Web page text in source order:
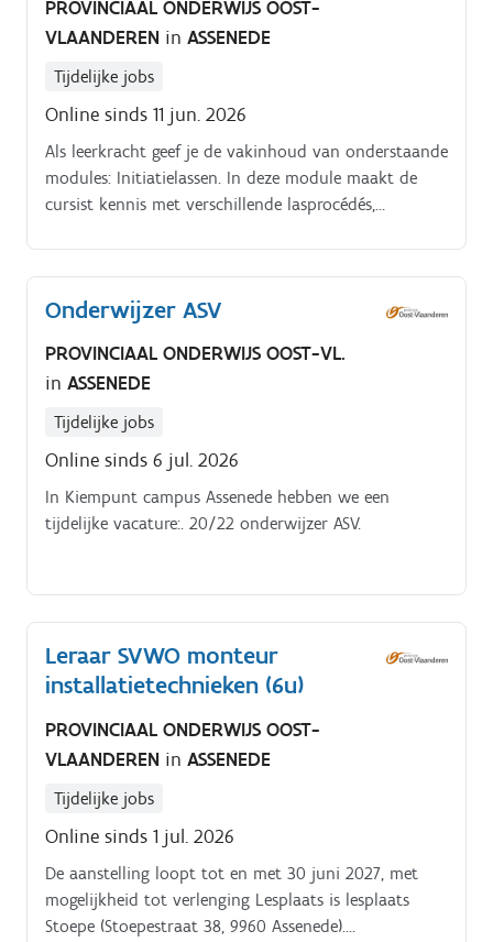
PROVINCIAAL ONDERWIJS OOST-
VLAANDEREN in ASSENEDE
Tijdelijke jobs
Online sinds 11 jun. 2026
Als leerkracht geef je de vakinhoud van onderstaande
modules: Initiatielassen. In deze module maakt de
cursist kennis met verschillende lasprocédés,
(staal, kunststof,.) en vakterminologie alsook met de
van toepassing zijnde veiligheids , welzijns en
milieuvereisten in een lasatelier .
Onderwijzer ASV
PROVINCIAAL ONDERWIJS OOST-VL.
in ASSENEDE
Tijdelijke jobs
Online sinds 6 jul. 2026
In Kiempunt campus Assenede hebben we een
tijdelijke vacature:. 20/22 onderwijzer ASV.
Leraar SVWO monteur
installatietechnieken (6u)
PROVINCIAAL ONDERWIJS OOST-
VLAANDEREN in ASSENEDE
Tijdelijke jobs
Online sinds 1 jul. 2026
De aanstelling loopt tot en met 30 juni 2027, met
mogelijkheid tot verlenging Lesplaats is lesplaats
Stoepe (Stoepestraat 38, 9960 Assenede).